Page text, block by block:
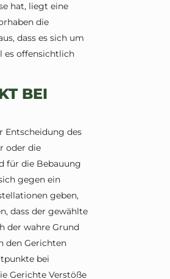
hat, liegt eine
die
dass es sich um
es offensichtlich
BEI
Entscheidung des
oder die
für die Bebauung
gegen ein
geben,
dass der gewählte
der wahre Grund
den Gerichten
bei
Gerichte Verstöße